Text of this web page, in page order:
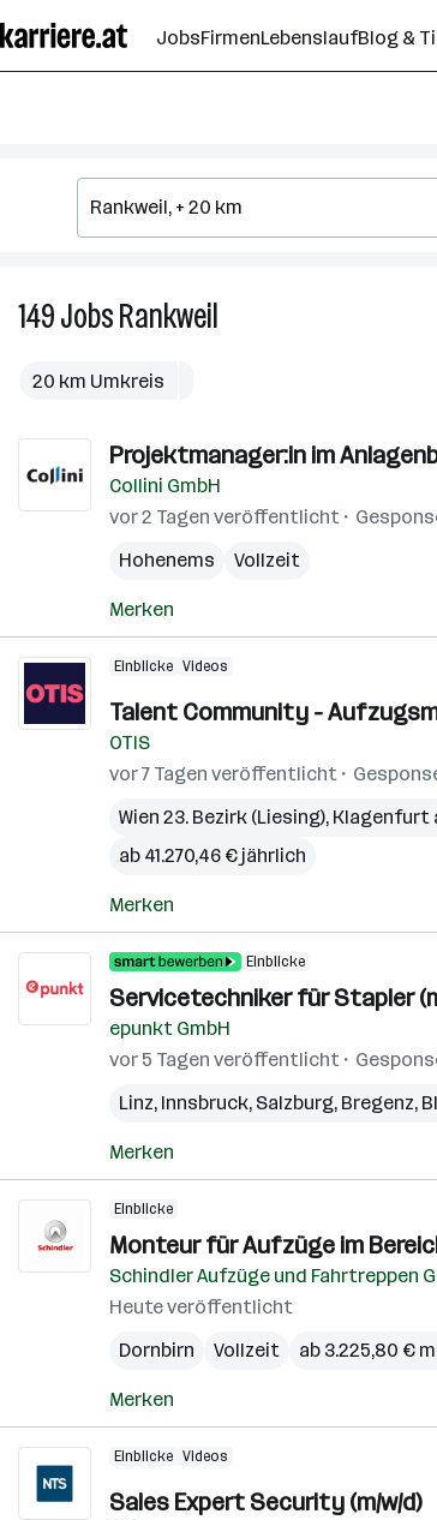
Seiteninhalt
springen
JobsFirmenLebenslaufBlog &
149JobsRankweil
20 km Umkreis
Projektmanager:in im
Collini GmbH
vor 2 Tagen veröffentlicht
Hohenems
Vollzeit
Merken
Einblicke Videos
Talent Community -
OTIS
vor 7 Tagen veröffentlicht
Wien 23. Bezirk (Liesing), Klagenfurt
ab 41.270,46 € jährlich
Merken
Einblicke
Servicetechniker für Stapler
epunkt GmbH
vor 5 Tagen veröffentlicht
Linz, Innsbruck, Salzburg, Bregenz,
Merken
Einblicke
Monteur für Aufzüge im
Schindler Aufzüge und Fahrtreppen
Heute veröffentlicht
Dornbirn
Vollzeit ab 3.225,80 €
Merken
Einblicke Videos
Sales Expert Security (m/w/d)